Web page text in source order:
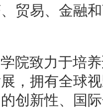
贸易、金融
学院致力于培
，拥有全球
创新性、国